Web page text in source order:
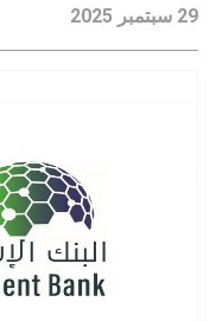
29 سبتمبر 2025